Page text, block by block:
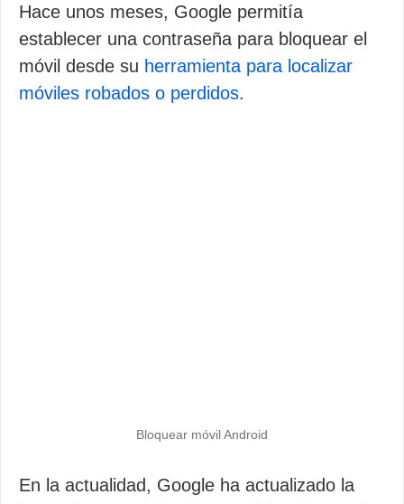
Hace unos meses, Google permitía
establecer una contraseña para bloquear el
móvil desde su herramienta para localizar
móviles robados o perdidos.
Bloquear móvil Android
En la actualidad, Google ha actualizado la